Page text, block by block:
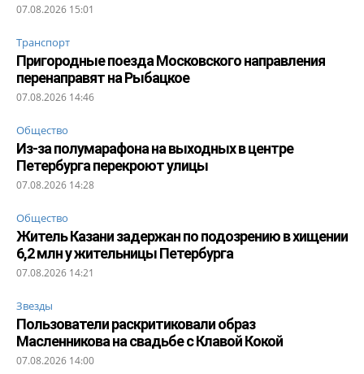
07.08.2026 15:01
Транспорт
Пригородные поезда Московского направления
перенаправят на Рыбацкое
07.08.2026 14:46
Общество
Из-за полумарафона на выходных в центре
Петербурга перекроют улицы
07.08.2026 14:28
Общество
Житель Казани задержан по подозрению в хищении
6,2 млн у жительницы Петербурга
07.08.2026 14:21
Звезды
Пользователи раскритиковали образ
Масленникова на свадьбе с Клавой Кокой
07.08.2026 14:00